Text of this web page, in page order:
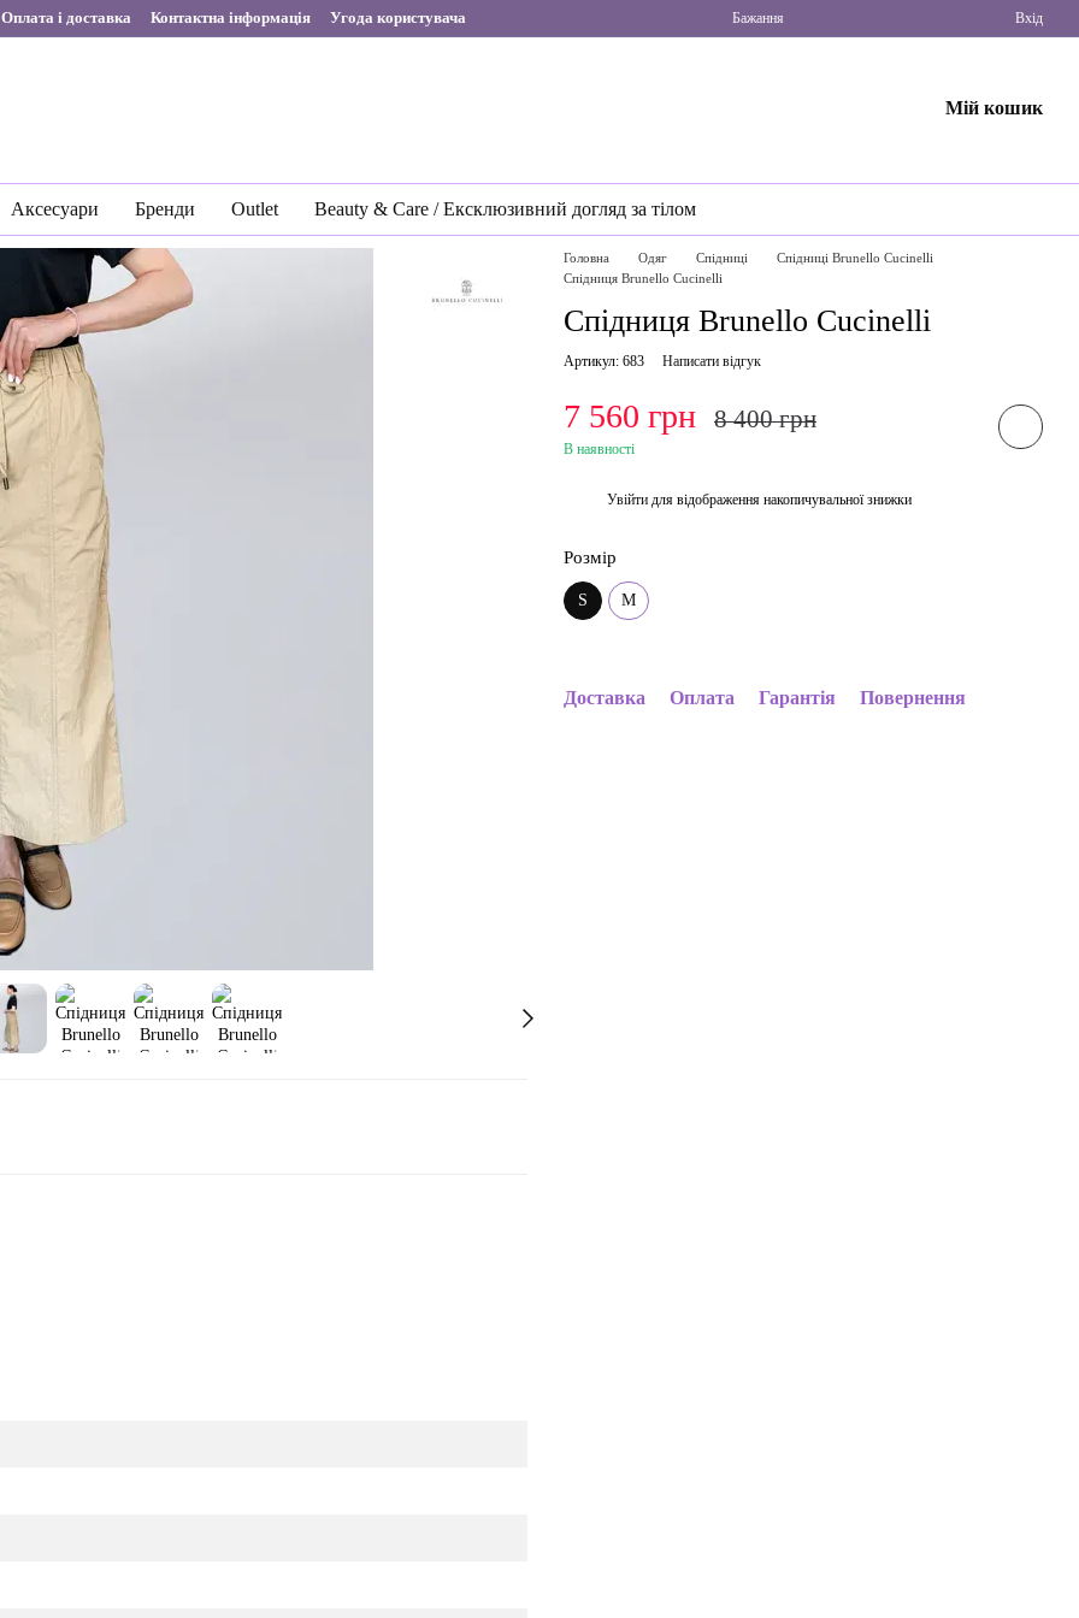
Оплата і доставка Контактна інформація Угода користувача Бажання Вхід
Мій кошик
Аксесуари Бренди Outlet Beauty & Care / Ексклюзивний догляд за тілом
Головна Одяг Спідниці
Спідниці Brunello Cucinelli
Спідниця Brunello Cucinelli
Спідниця Brunello Cucinelli
Артикул: 683 Написати відгук
7 560 грн 8 400 грн
В наявності
Увійти для відображення накопичувальної знижки
Розмір
S M
Доставка Оплата Гарантія Повернення